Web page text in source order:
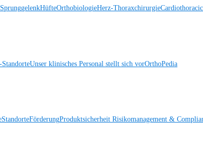
HüfteOrthobiologieHerz-Thoraxchirurgie
Unser klinisches Personal stellt sich vorOrthoPedia
StandorteFörderungProduktsicherheit Risikomanagement &